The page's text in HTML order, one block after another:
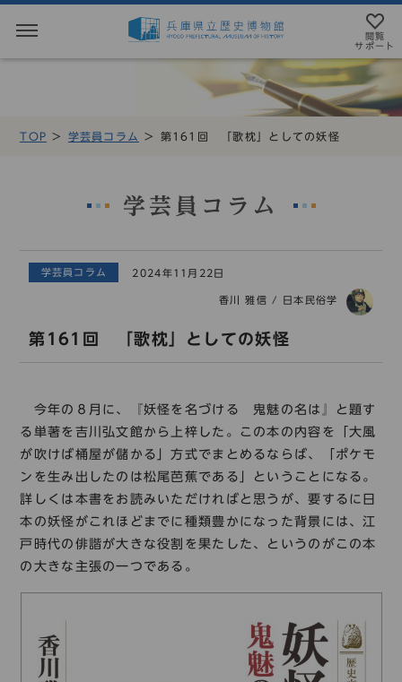
TOP 学芸員コラム 第161回 「歌枕」としての妖怪
学芸員コラム
学芸員コラム 2024年11月22日
香川 雅信 / 日本民俗学
第161回 「歌枕」としての妖怪
今年の８月に、『妖怪を名づける 鬼魅の名は』と題す
る単著を吉川弘文館から上梓した。この本の内容を「大風
が吹けば桶屋が儲かる」方式でまとめるならば、「ポケモ
ンを生み出したのは松尾芭蕉である」ということになる。
詳しくは本書をお読みいただければと思うが、要するに日
本の妖怪がこれほどまでに種類豊かになった背景には、江
戸時代の俳諧が大きな役割を果たした、というのがこの本
の大きな主張の一つである。
閲覧
サポート
アクセス
もよおし
コレクション
読む・調べる
お問い合わせ
日本語 한국어
音声読み上げについて
文字サイズ設定
標準 大
languages
日本語 English 中文簡体 한국어